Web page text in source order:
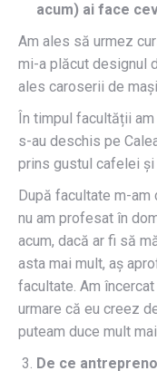
acum) ai face
Am ales să urmez
mi-a plăcut designul
ales caroserii de
În timpul facultății
s-au deschis pe
prins gustul cafelei și
După facultate m-am
nu am profesat în
acum, dacă ar fi să
asta mai mult, aș
facultate. Am
urmare că eu creez
puteam duce mult
De ce